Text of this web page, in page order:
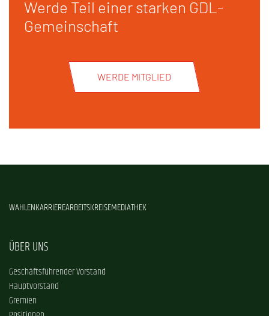
Werde Teil einer starken GDL-
Gemeinschaft
WERDE MITGLIED
WAHLENKARRIEREARBEITSKREISEMEDIATHEK
ÜBER UNS
Geschäftsführender Vorstand
Hauptvorstand
Gremien